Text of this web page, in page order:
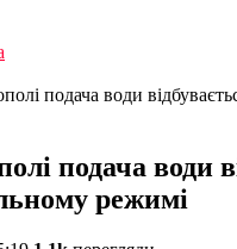
подача води
подача води
режимі